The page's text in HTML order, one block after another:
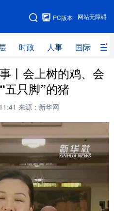
网站无障碍
PC版本
时政 人事 国际 财
地图
时政 人事
网评
健康 军事
图片
金融 汽车
丨会上树的鸡、会
五只脚”的猪
来源：新华网